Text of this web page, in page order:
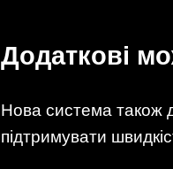
Додаткові
Нова система також
підтримувати